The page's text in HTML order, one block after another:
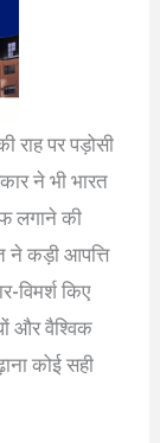
राह पर पड़ोसी
ने भी भारत
लगाने की
ने कड़ी आपत्ति
विमर्श किए
और वैश्विक
कोई सही